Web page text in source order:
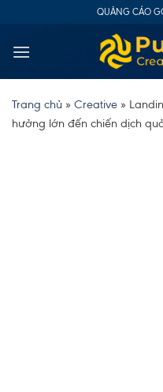
content
QUẢNG CÁO
Trang chủ » Creative »
hưởng lớn đến chiến dịch